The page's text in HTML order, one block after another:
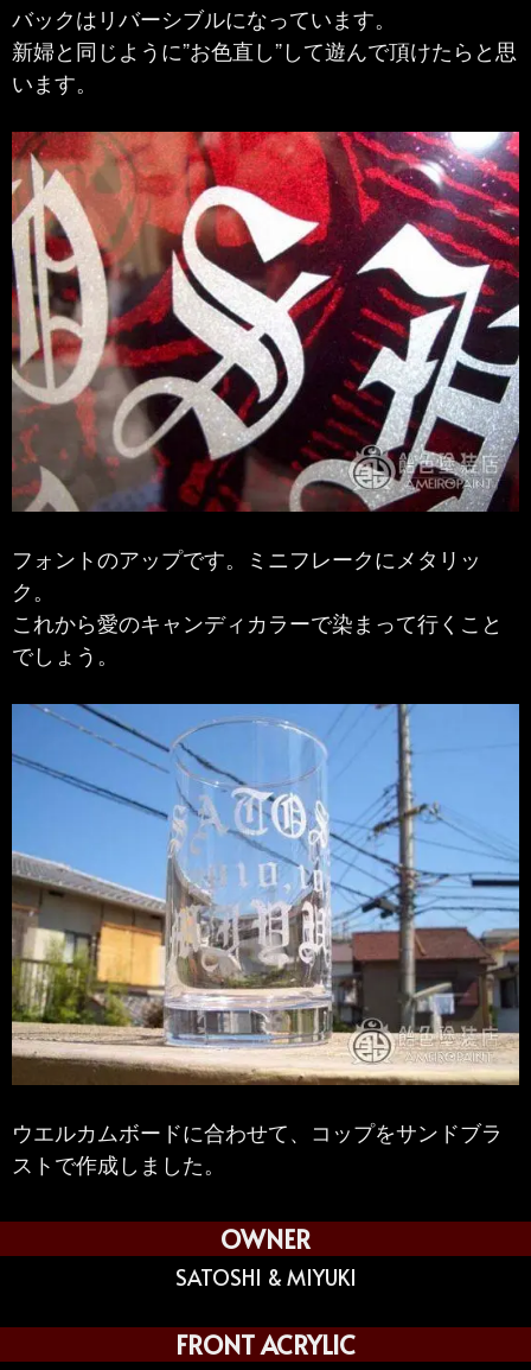
バックはリバーシブルになっています。
新婦と同じように”お色直し”して遊んで頂けたらと思
います。
フォントのアップです。ミニフレークにメタリッ
ク。
これから愛のキャンディカラーで染まって行くこと
でしょう。
ウエルカムボードに合わせて、コップをサンドブラ
ストで作成しました。
OWNER
SATOSHI & MIYUKI
FRONT ACRYLIC